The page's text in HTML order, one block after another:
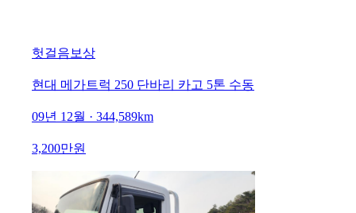
헛걸음보상
현대 메가트럭 250 단바리 카고 5톤 수동
09년 12월 · 344,589km
3,200만원